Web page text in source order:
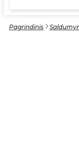
Pagrindinis